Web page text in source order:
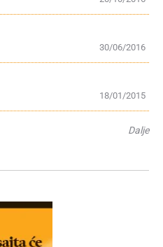
30/06/2016
18/01/2015
Dalje